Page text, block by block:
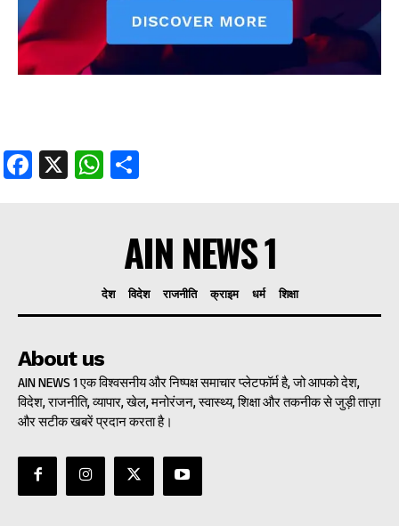
Facebook
X WhatsApp
AIN NEWS 1
देश विदेश राजनीति क्राइम धर्म शिक्षा
About us
AIN NEWS 1 एक विश्वसनीय और निष्पक्ष समाचार प्लेटफॉर्म है, जो आपको देश,
विदेश, राजनीति, व्यापार, खेल, मनोरंजन, स्वास्थ्य, शिक्षा और तकनीक से जुड़ी ताज़ा
और सटीक खबरें प्रदान करता है।